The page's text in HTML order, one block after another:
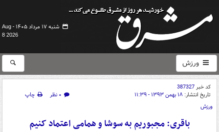
شنبه ۱۷ مرداد ۱۴۰۵ -
Aug
8 2026
ورزش
کد خبر387327
تاریخ انتشار: ۱۸ بهمن ۱۳۹۳ - ۱۱:۳۹ ۰ نظر
چاپ
ورزش
باقری: مجبوریم به سوشا و همامی اعتماد کنیم